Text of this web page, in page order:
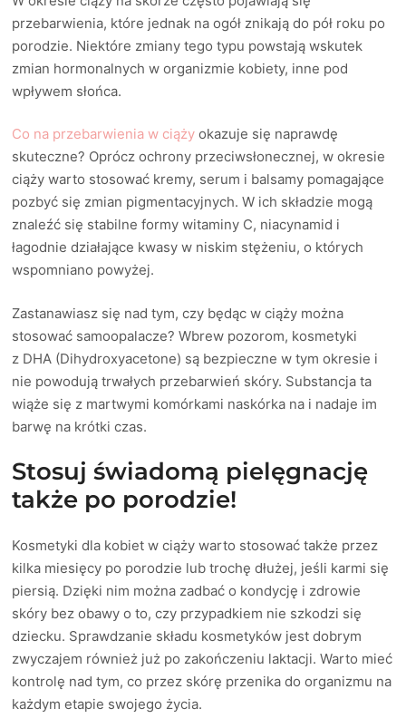
przebarwienia, które jednak na ogół znikają do pół roku po
porodzie. Niektóre zmiany tego typu powstają wskutek
zmian hormonalnych w organizmie kobiety, inne pod
wpływem słońca.
Co na przebarwienia w ciąży okazuje się naprawdę
skuteczne? Oprócz ochrony przeciwsłonecznej, w okresie
ciąży warto stosować kremy, serum i balsamy pomagające
pozbyć się zmian pigmentacyjnych. W ich składzie mogą
znaleźć się stabilne formy witaminy C, niacynamid i
łagodnie działające kwasy w niskim stężeniu, o których
wspomniano powyżej.
Zastanawiasz się nad tym, czy będąc w ciąży można
stosować samoopalacze? Wbrew pozorom, kosmetyki
z DHA (Dihydroxyacetone) są bezpieczne w tym okresie i
nie powodują trwałych przebarwień skóry. Substancja ta
wiąże się z martwymi komórkami naskórka na i nadaje im
barwę na krótki czas.
Stosuj świadomą pielęgnację
także po porodzie!
Kosmetyki dla kobiet w ciąży warto stosować także przez
kilka miesięcy po porodzie lub trochę dłużej, jeśli karmi się
piersią. Dzięki nim można zadbać o kondycję i zdrowie
skóry bez obawy o to, czy przypadkiem nie szkodzi się
dziecku. Sprawdzanie składu kosmetyków jest dobrym
zwyczajem również już po zakończeniu laktacji. Warto mieć
kontrolę nad tym, co przez skórę przenika do organizmu na
każdym etapie swojego życia.